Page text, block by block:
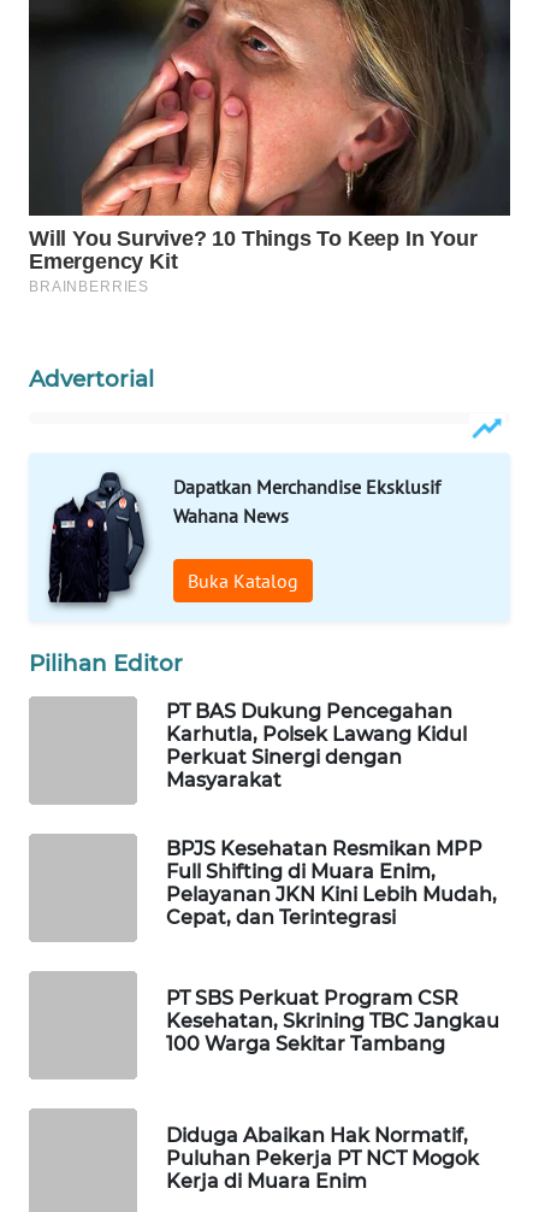
Advertorial
Dapatkan Merchandise Eksklusif
Wahana News
Buka Katalog
Pilihan Editor
PT BAS Dukung Pencegahan
Karhutla, Polsek Lawang Kidul
Perkuat Sinergi dengan
Masyarakat
BPJS Kesehatan Resmikan MPP
Full Shifting di Muara Enim,
Pelayanan JKN Kini Lebih Mudah,
Cepat, dan Terintegrasi
PT SBS Perkuat Program CSR
Kesehatan, Skrining TBC Jangkau
100 Warga Sekitar Tambang
Diduga Abaikan Hak Normatif,
Puluhan Pekerja PT NCT Mogok
Kerja di Muara Enim
WAHANANEWS
WAHANA
SPORT
WAHANA
WAHANA
SELEB
WAHANA
PERSONA
WAHANA
OTOMOTIF
HEALTH
LAPAK
Network